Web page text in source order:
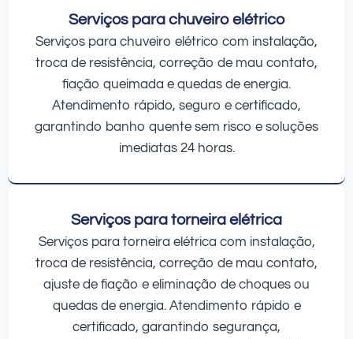
Serviços para chuveiro elétrico
Serviços para chuveiro elétrico com instalação,
troca de resistência, correção de mau contato,
fiação queimada e quedas de energia.
Atendimento rápido, seguro e certificado,
garantindo banho quente sem risco e soluções
imediatas 24 horas.
Serviços para torneira elétrica
Serviços para torneira elétrica com instalação,
troca de resistência, correção de mau contato,
ajuste de fiação e eliminação de choques ou
quedas de energia. Atendimento rápido e
certificado, garantindo segurança,